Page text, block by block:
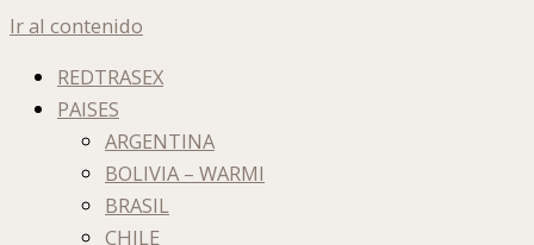
Ir al contenido
REDTRASEX
PAISES
ARGENTINA
BOLIVIA – WARMI
BRASIL
CHILE